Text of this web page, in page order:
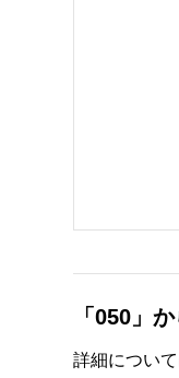
「050」
詳細につい